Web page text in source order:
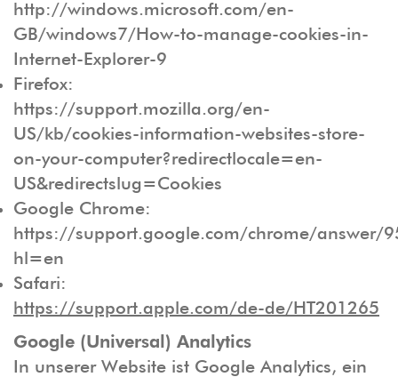
http://windows.microsoft.com/en-
GB/windows7/How-to-manage-cookies-in-
Internet-Explorer-9
Firefox:
https://support.mozilla.org/en-
US/kb/cookies-information-websites-store-
on-your-computer?redirectlocale=en-
US&redirectslug=Cookies
Google Chrome:
https://support.google.com/chrome/answer/
hl=en
Safari:
https://support.apple.com/de-de/HT201265
Google (Universal) Analytics
In unserer Website ist Google Analytics, ein